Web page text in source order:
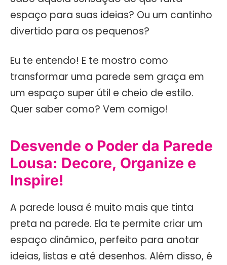
espaço para suas ideias? Ou um cantinho
divertido para os pequenos?
Eu te entendo! E te mostro como
transformar uma parede sem graça em
um espaço super útil e cheio de estilo.
Quer saber como? Vem comigo!
Desvende o Poder da Parede
Lousa: Decore, Organize e
Inspire!
A parede lousa é muito mais que tinta
preta na parede. Ela te permite criar um
espaço dinâmico, perfeito para anotar
ideias, listas e até desenhos. Além disso, é